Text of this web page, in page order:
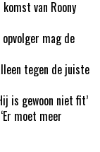
van Roony
mag de
tegen de juiste
is gewoon niet fit’
moet meer